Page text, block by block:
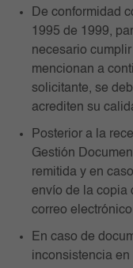
De conformidad
1995 de 1999,
necesario
mencionan a
solicitante, se
acrediten su
Posterior a la
Gestión
remitida y en
envío de la copia
correo
En caso de
inconsistencia